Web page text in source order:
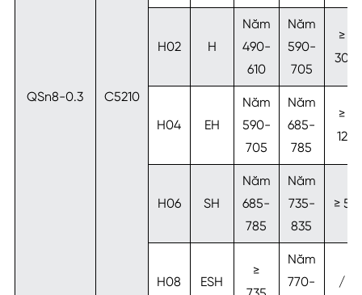
QSn8-0.3 C5210
H02 H
Năm
490-
610
Năm
590-
705
≥
30
H04 EH
Năm
590-
705
Năm
685-
785
≥
12
H06 SH
Năm
685-
785
Năm
735-
835
≥ 5
H08 ESH
≥
Năm
770-
/